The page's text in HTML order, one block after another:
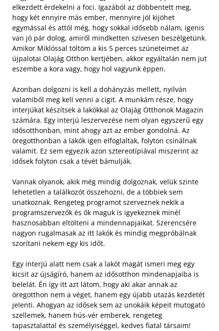
elkezdett érdekelni a foci. Igazából az döbbentett meg,
hogy két ennyire más ember, mennyire jól kijöhet
egymással és attól még, hogy sokkal idősebb nálam, igenis
van jó pár dolog, amiről mindketten szívesen beszélgetünk.
Amikor Miklóssal töltöm a kis 5 perces szüneteimet az
újpalotai Olajág Otthon kertjében, akkor egyáltalán nem jut
eszembe a kora vagy, hogy hol vagyunk éppen.
Azonban dolgozni is kell a dohányzás mellett, nyilván
valamiből meg kell venni a cigit. A munkám része, hogy
interjúkat készítsek a lakókkal az Olajág Otthonok Magazin
számára. Egy interjú leszervezése nem olyan egyszerű egy
idősotthonban, mint ahogy azt az ember gondolná. Az
öregotthonban a lakók igen elfoglaltak, folyton csinálnak
valamit. Ez sem egyezik azon sztereotípiával miszerint az
idősek folyton csak a tévét bámulják.
Vannak olyanok, akik még mindig dolgoznak, velük szinte
lehetetlen a találkozót összehozni, de a többiek sem
unatkoznak. Rengeteg programot szerveznek nekik a
programszervezők és ők maguk is igyekeznek minél
hasznosabban eltölteni a mindennapjaikat. Szerencsére
nagyon rugalmasak az itt lakók és mindig megpróbálnak
szorítani nekem egy kis időt.
Egy interjú alatt nem csak a lakót magát ismeri meg egy
kicsit az újságíró, hanem az idősotthon mindenapjaiba is
belelát. Én így itt azt látom, hogy aki akar annak az
öregotthon nem a véget, hanem egy újabb utazás kezdetét
jelenti. Ahogyan az idősek sem az unokáik képeit mutogató
szellemek, hanem hús-vér emberek, rengeteg
tapasztalattal és személyiséggel, kedves fiatal társaim!